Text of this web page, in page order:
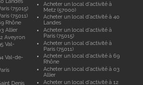
Landes
(75015)
(75011)
Rhône
Allier
Aveyron
Val-
Val-de-
Denis
Acheter un local d'activité à
Metz (57000)
Acheter un local d'activité à 40
Landes
Acheter un local d'activité à
Paris (75015)
Acheter un local d'activité à
Paris (75011)
Acheter un local d'activité à 69
Rhône
Acheter un local d'activité à 03
Allier
Acheter un local d'activité à 12